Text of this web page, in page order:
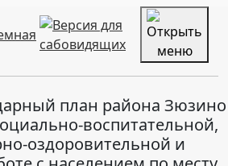
план района Зюзино
воспитательной,
оздоровительной и